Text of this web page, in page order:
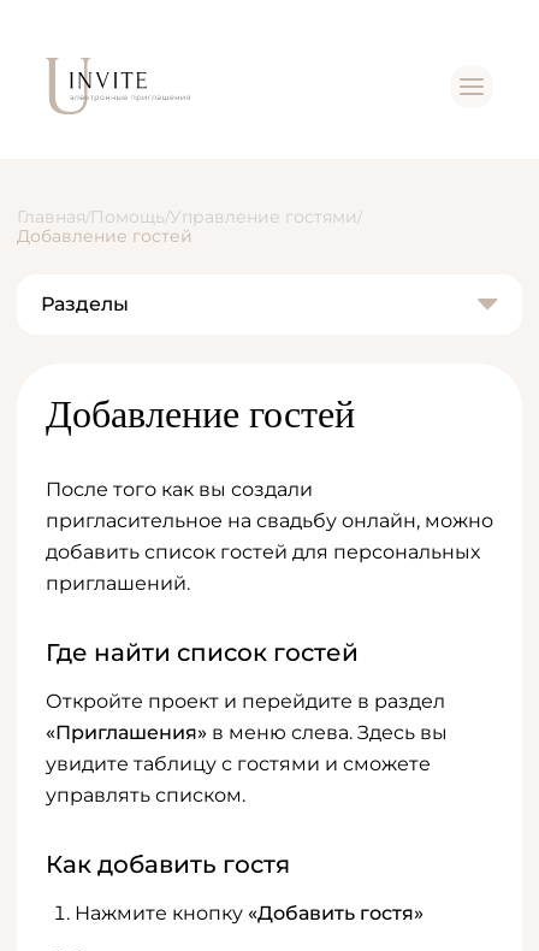
Главная/Помощь/Управление гостями /
Добавление гостей
Разделы
Добавление гостей
После того как вы создали
пригласительное на свадьбу онлайн, можно
добавить список гостей для персональных
приглашений.
Где найти список гостей
Откройте проект и перейдите в раздел
«Приглашения» в меню слева. Здесь вы
увидите таблицу с гостями и сможете
управлять списком.
Как добавить гостя
Нажмите кнопку «Добавить гостя»